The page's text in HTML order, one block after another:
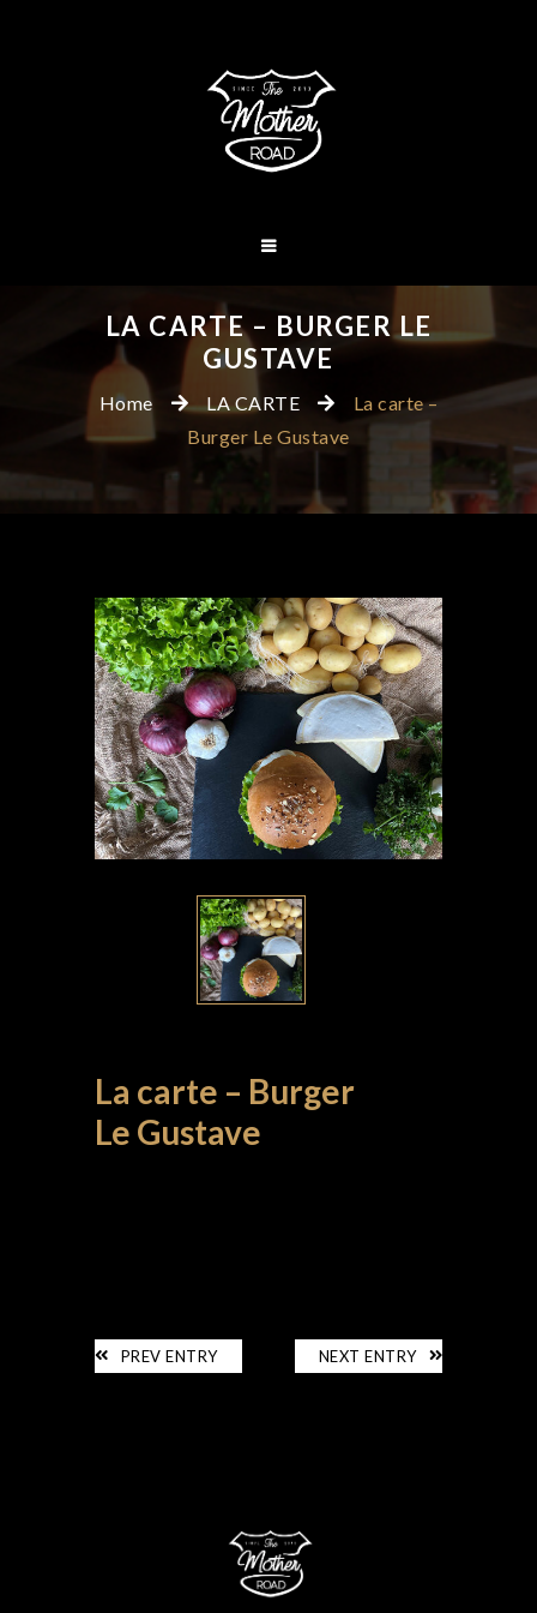
LA CARTE – BURGER LE
GUSTAVE
Home LA CARTE
La carte –
Burger Le Gustave
La carte – Burger
Le Gustave
PREV ENTRY NEXT ENTRY